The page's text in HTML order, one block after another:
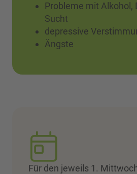
Probleme mit Alkohol,
Sucht
depressive
Ängste
Für den jeweils 1.